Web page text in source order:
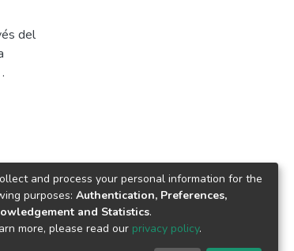
del
and process your personal information for the
purposes: Authentication, Preferences,
and Statistics.
more, please read our privacy policy.